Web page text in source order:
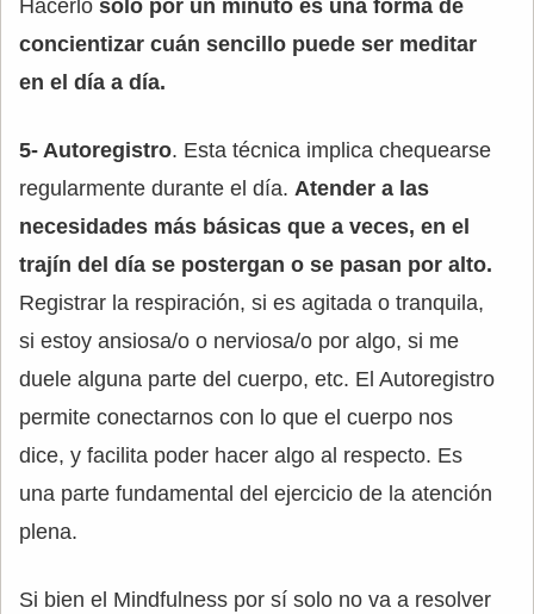
Hacerlo sólo por un minuto es una forma de
concientizar cuán sencillo puede ser meditar
en el día a día.
5- Autoregistro. Esta técnica implica chequearse
regularmente durante el día. Atender a las
necesidades más básicas que a veces, en el
trajín del día se postergan o se pasan por alto.
Registrar la respiración, si es agitada o tranquila,
si estoy ansiosa/o o nerviosa/o por algo, si me
duele alguna parte del cuerpo, etc. El Autoregistro
permite conectarnos con lo que el cuerpo nos
dice, y facilita poder hacer algo al respecto. Es
una parte fundamental del ejercicio de la atención
plena.
Si bien el Mindfulness por sí solo no va a resolver